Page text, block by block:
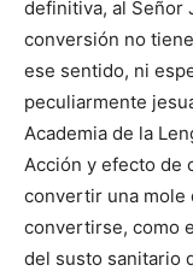
definitiva, al Señor
conversión no
ese sentido, ni
peculiarmente
Academia de la
Acción y efecto de
convertir una mole
convertirse, como
del susto sanitario